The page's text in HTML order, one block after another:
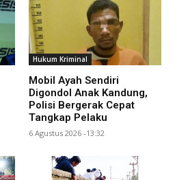
Hukum Kriminal
Mobil Ayah Sendiri
Digondol Anak Kandung,
Polisi Bergerak Cepat
Tangkap Pelaku
6 Agustus 2026 -13:32